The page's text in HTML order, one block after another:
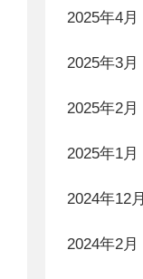
2025年4月
2025年3月
2025年2月
2025年1月
2024年12月
2024年2月